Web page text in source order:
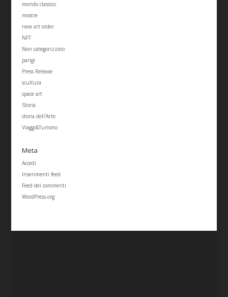
mondo classico
mostre
new art order
NFT
Non categorizzato
parigi
Press Release
scultura
space art
Storia
storia dell'Arte
Viaggi&Turismo
Meta
Accedi
Inserimenti feed
Feed dei commenti
WordPress.org